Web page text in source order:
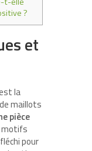
?
et
la
maillots
pièce
motifs
pour